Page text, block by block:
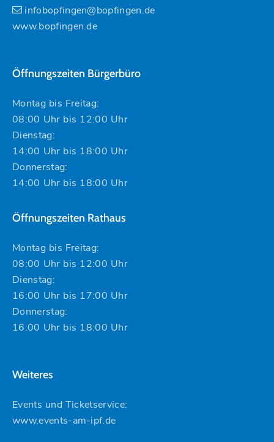
infobopfingen@bopfingen.de
www.bopfingen.de
Öffnungszeiten Bürgerbüro
Montag bis Freitag:
08:00 Uhr bis 12:00 Uhr
Dienstag:
14:00 Uhr bis 18:00 Uhr
Donnerstag:
14:00 Uhr bis 18:00 Uhr
Öffnungszeiten Rathaus
Montag bis Freitag:
08:00 Uhr bis 12:00 Uhr
Dienstag:
16:00 Uhr bis 17:00 Uhr
Donnerstag:
16:00 Uhr bis 18:00 Uhr
Weiteres
Events und Ticketservice:
www.events-am-ipf.de